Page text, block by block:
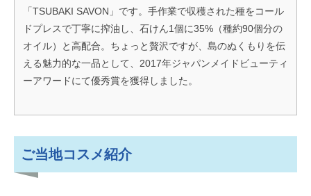
「TSUBAKI SAVON」です。手作業で収穫された種をコール
ドプレスで丁寧に搾油し、石けん1個に35%（種約90個分の
オイル）と高配合。ちょっと贅沢ですが、島のぬくもりを伝
える魅力的な一品として、2017年ジャパンメイドビューティ
ーアワードにて優秀賞を獲得しました。
ご当地コスメ紹介